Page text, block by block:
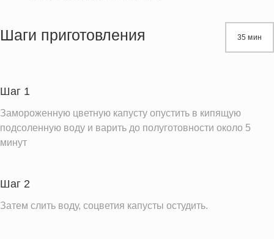
Жиры
Пищевые волокна
Сахар
Холестерин
253.6 мг
Вода
Магний
Кальций
180.8 мг
Шаги приготовления 35 мин
Шаг 1
Замороженную цветную капусту опустить в кипящую
подсоленную воду и варить до полуготовности около 5
минут
Шаг 2
Затем слить воду, соцветия капусты остудить.